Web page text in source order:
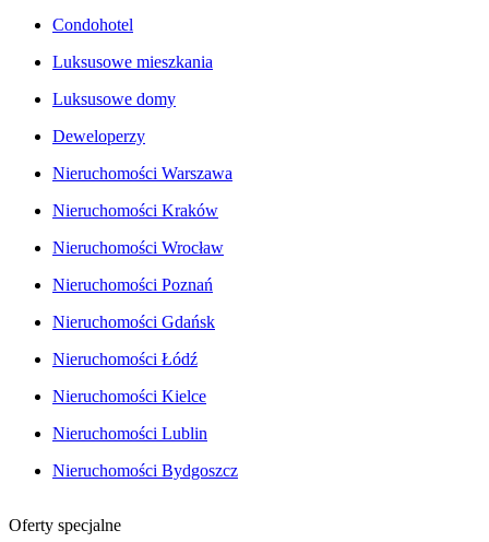
Condohotel
Luksusowe mieszkania
Luksusowe domy
Deweloperzy
Nieruchomości Warszawa
Nieruchomości Kraków
Nieruchomości Wrocław
Nieruchomości Poznań
Nieruchomości Gdańsk
Nieruchomości Łódź
Nieruchomości Kielce
Nieruchomości Lublin
Nieruchomości Bydgoszcz
Oferty specjalne